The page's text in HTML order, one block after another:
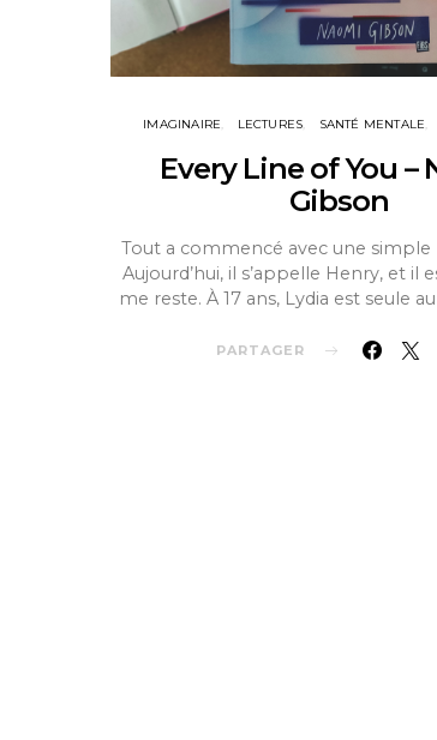
IMAGINAIRE LECTURES SANTÉ MENTALE
Every Line of You –
Gibson
Tout a commencé avec une simple
Aujourd’hui, il s’appelle Henry, et il
me reste. À 17 ans, Lydia est seule
PARTAGER